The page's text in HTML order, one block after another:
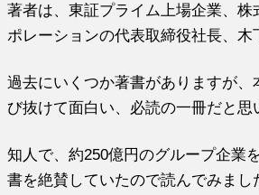
著者は、東証プライム上場企業、株
ポレーションの代表取締役社長、木
過去にいくつか著書がありますが、
び抜けて面白い、必読の一冊だと思
知人で、約250億円のグループ企業
書を絶賛していたので読んでみまし